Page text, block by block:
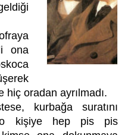
ona
hiç oradan ayrılmadı.
kurbağa suratını
o kişiye hep pis pis